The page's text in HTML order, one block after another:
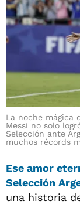
La noche mágica
Messi no solo
Selección ante
muchos récords
Ese amor
Selección
una historia